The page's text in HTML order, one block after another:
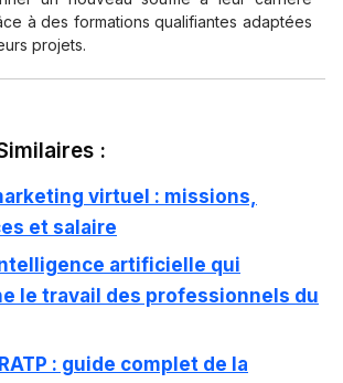
à des formations qualifiantes adaptées
projets.
:
virtuel : missions,
et salaire
artificielle qui
le travail des professionnels du
: guide complet de la